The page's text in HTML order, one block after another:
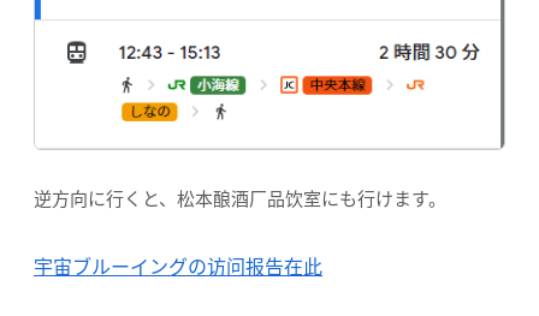
逆方向に行くと、松本酿酒厂品饮室にも行けます。
宇宙ブルーイングの访问报告在此